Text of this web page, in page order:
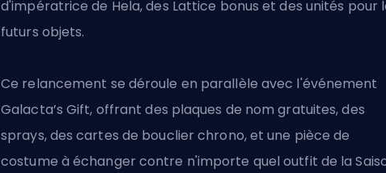
d'impératrice de Hela, des Lattice bonus et des unités pour
futurs objets.
Ce relancement se déroule en parallèle avec l'événement
Galacta’s Gift, offrant des plaques de nom gratuites, des
sprays, des cartes de bouclier chrono,et une pièce de
costume à échanger contre n'importe quel outfit de la